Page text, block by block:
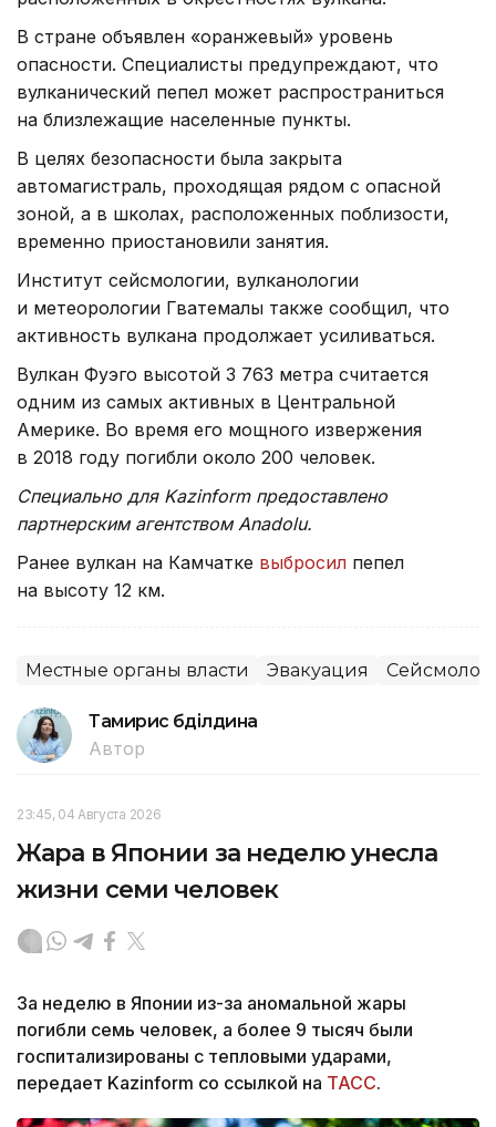
В стране объявлен «оранжевый» уровень
опасности. Специалисты предупреждают, что
вулканический пепел может распространиться
на близлежащие населенные пункты.
В целях безопасности была закрыта
автомагистраль, проходящая рядом с опасной
зоной, а в школах, расположенных поблизости,
временно приостановили занятия.
Институт сейсмологии, вулканологии
и метеорологии Гватемалы также сообщил, что
активность вулкана продолжает усиливаться.
Вулкан Фуэго высотой 3 763 метра считается
одним из самых активных в Центральной
Америке. Во время его мощного извержения
в 2018 году погибли около 200 человек.
Специально для Kazinform предоставлено
партнерским агентством Anadolu.
Ранее вулкан на Камчатке выбросил пепел
на высоту 12 км.
Местные органы власти Эвакуация
Тамирис Әбділдина
Автор
23:45, 04 Августа 2026
Жара в Японии за неделю унесла
жизни семи человек
За неделю в Японии из-за аномальной жары
погибли семь человек, а более 9 тысяч были
госпитализированы с тепловыми ударами,
передает Kazinform со ссылкой на ТАСС.